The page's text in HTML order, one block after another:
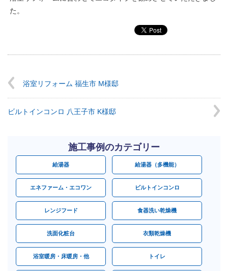
た。
浴室リフォーム 福生市 M様邸
ビルトインコンロ 八王子市 K様邸
施工事例のカテゴリー
給湯器 給湯器（多機能）
エネファーム・エコワン ビルトインコンロ
レンジフード 食器洗い乾燥機
洗面化粧台 衣類乾燥機
浴室暖房・床暖房・他 トイレ